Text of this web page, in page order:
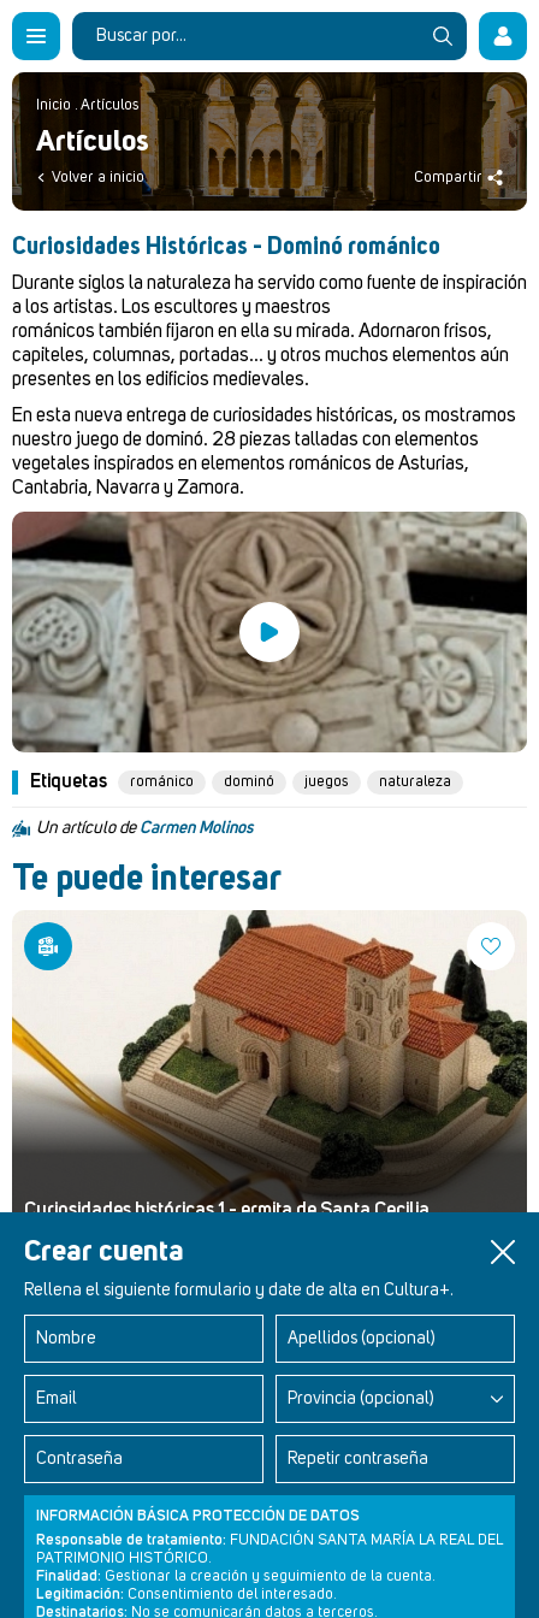
Crear cuenta
Rellena el siguiente formulario y date de alta en Cultura+.
Nombre Apellidos (opcional)
Email Provincia (opcional)
Contraseña Repetir contraseña
INFORMACIÓN BÁSICA PROTECCIÓN DE DATOS
Responsable de tratamiento: FUNDACIÓN SANTA MARÍA LA REAL DEL
PATRIMONIO HISTÓRICO.
Finalidad: Gestionar la creación y seguimiento de la cuenta.
Legitimación: Consentimiento del interesado.
Destinatarios: No se comunicarán datos a terceros.
Inicio . Artículos
Artículos
Volver a inicio Compartir
Curiosidades Históricas - Dominó románico
Durante siglos la naturaleza ha servido como fuente de inspiración
a los artistas. Los escultores y maestros
románicos también fijaron en ella su mirada. Adornaron frisos,
capiteles, columnas, portadas... y otros muchos elementos aún
presentes en los edificios medievales.
En esta nueva entrega de curiosidades históricas, os mostramos
nuestro juego de dominó. 28 piezas talladas con elementos
vegetales inspirados en elementos románicos de Asturias,
Cantabria, Navarra y Zamora.
Etiquetas románico dominó juegos naturaleza
Un artículo de Carmen Molinos
Te puede interesar
Curiosidades históricas 1 - ermita de Santa Cecilia
Retablos Renacentistas Este de León